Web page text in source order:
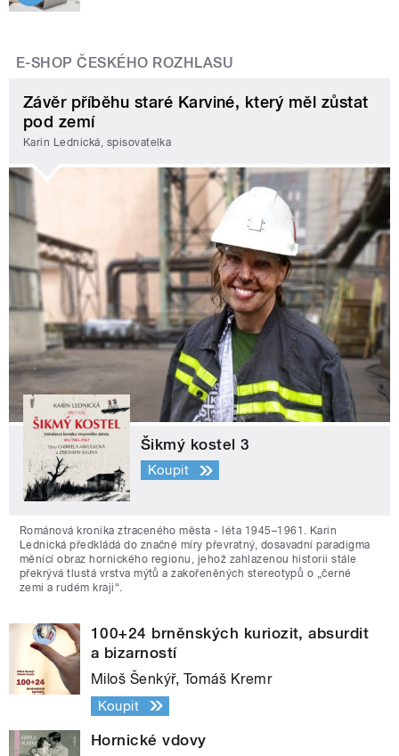
E-SHOP ČESKÉHO ROZHLASU
Závěr příběhu staré Karviné, který měl zůstat
pod zemí
Karin Lednická, spisovatelka
Šikmý kostel 3
Koupit
Románová kronika ztraceného města - léta 1945–1961. Karin
Lednická předkládá do značné míry převratný, dosavadní paradigma
měnící obraz hornického regionu, jehož zahlazenou historii stále
překrývá tlustá vrstva mýtů a zakořeněných stereotypů o „černé
zemi a rudém kraji“.
100+24 brněnských kuriozit, absurdit
a bizarností
Miloš Šenkýř, Tomáš Kremr
Koupit
Hornické vdovy